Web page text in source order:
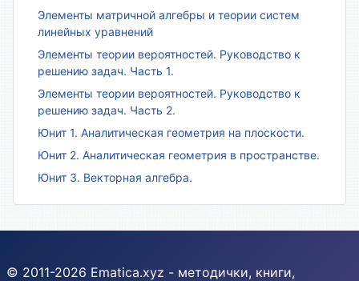
Элементы матричной алгебры и теории систем
линейных уравнений
Элементы теории вероятностей. Руководство к
решению задач. Часть 1.
Элементы теории вероятностей. Руководство к
решению задач. Часть 2.
Юнит 1. Аналитическая геометрия на плоскости.
Юнит 2. Аналитическая геометрия в пространстве.
Юнит 3. Векторная алгебра.
© 2011-2026 Ematica.xyz - методички, книги,